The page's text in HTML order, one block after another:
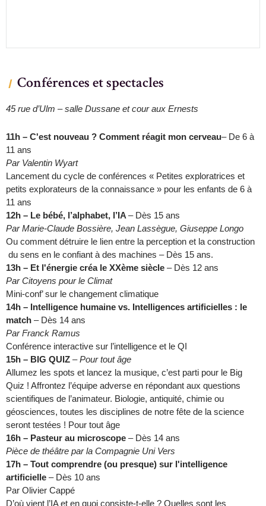
Conférences et spectacles
45 rue d’Ulm – salle Dussane et cour aux Ernests
11h – C'est nouveau ? Comment réagit mon cerveau– De 6 à
11 ans
Par Valentin Wyart
Lancement du cycle de conférences « Petites exploratrices et
petits explorateurs de la connaissance » pour les enfants de 6 à
11 ans
12h – Le bébé, l’alphabet, l’IA – Dès 15 ans
Par Marie-Claude Bossière, Jean Lassègue, Giuseppe Longo
Ou comment détruire le lien entre la perception et la construction
du sens en le confiant à des machines – Dès 15 ans.
13h – Et l'énergie créa le XXème siècle – Dès 12 ans
Par Citoyens pour le Climat
Mini-conf’ sur le changement climatique
14h – Intelligence humaine vs. Intelligences artificielles : le
match – Dès 14 ans
Par Franck Ramus
Conférence interactive sur l’intelligence et le QI
15h – BIG QUIZ –Pour tout âge
Allumez les spots et lancez la musique, c’est parti pour le Big
Quiz ! Affrontez l’équipe adverse en répondant aux questions
scientifiques de l’animateur. Biologie, antiquité, chimie ou
géosciences, toutes les disciplines de notre fête de la science
seront testées ! Pour tout âge
16h – Pasteur au microscope – Dès 14 ans
Pièce de théâtre par la Compagnie Uni Vers
17h – Tout comprendre (ou presque) sur l'intelligence
artificielle – Dès 10 ans
Par Olivier Cappé
D’où vient l’IA et en quoi consiste-t-elle ? Quelles sont les